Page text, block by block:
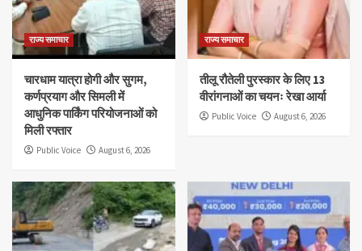
राज्य समाचार
चारधाम यात्रा होगी और सुगम,
कर्णप्रयाग और सिमली में
आधुनिक पार्किंग परियोजनाओं को
मिली रफ्तार
Public Voice August 6, 2026
राज्य समाचार
तीलू रौतेली पुरस्कार के लिए 13
वीरांगनाओं का चयनः रेखा आर्या
Public Voice August 6, 2026